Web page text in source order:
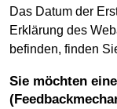
Das Datum der
Erklärung des
befinden, finden
Sie möchten eine Barriere melden?